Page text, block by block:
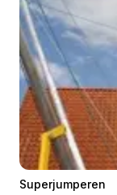
Superjumperen